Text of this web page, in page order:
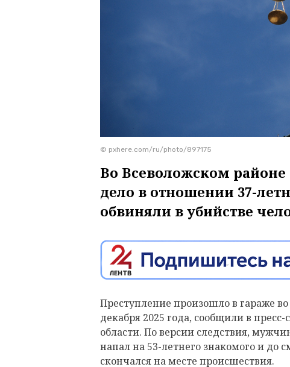
© pxhere.com/ru/photo/897175
Во Всеволожском районе
дело в отношении 37-
обвиняли в убийстве
Преступление произошло в гараже во
декабря 2025 года, сообщили в
области. По версии следствия,
напал на 53-летнего знакомого и до
скончался на месте происшествия.